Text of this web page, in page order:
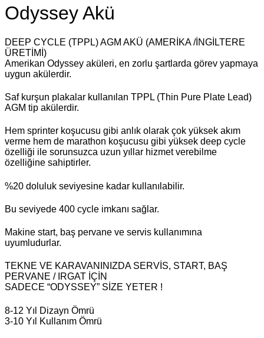
Odyssey Akü
DEEP CYCLE (TPPL) AGM AKÜ (AMERİKA /İNGİLTERE
ÜRETİMİ)
Amerikan Odyssey aküleri, en zorlu şartlarda görev yapmaya
uygun akülerdir.
Saf kurşun plakalar kullanılan TPPL (Thin Pure Plate Lead)
AGM tip akülerdir.
Hem sprinter koşucusu gibi anlık olarak çok yüksek akım
verme hem de marathon koşucusu gibi yüksek deep cycle
özelliği ile sorunsuzca uzun yıllar hizmet verebilme
özelliğine sahiptirler.
%20 doluluk seviyesine kadar kullanılabilir.
Bu seviyede 400 cycle imkanı sağlar.
Makine start, baş pervane ve servis kullanımına
uyumludurlar.
TEKNE VE KARAVANINIZDA SERVİS, START, BAŞ
PERVANE / IRGAT İÇİN
SADECE “ODYSSEY” SİZE YETER !
8-12 Yıl Dizayn Ömrü
3-10 Yıl Kullanım Ömrü